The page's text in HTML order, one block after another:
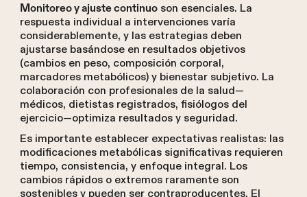
Monitoreo y ajuste continuoson esenciales. La
respuesta individual a intervenciones varía
considerablemente, y las estrategias deben
ajustarse basándose en resultados objetivos
(cambios en peso, composición corporal,
marcadores metabólicos) y bienestar subjetivo. La
colaboración con profesionales de la salud—
médicos, dietistas registrados, fisiólogos del
ejercicio—optimiza resultados y seguridad.
Es importante establecer expectativas realistas: las
modificaciones metabólicas significativas requieren
tiempo, consistencia, y enfoque integral. Los
cambios rápidos o extremos raramente son
sostenibles y pueden ser contraproducentes. El